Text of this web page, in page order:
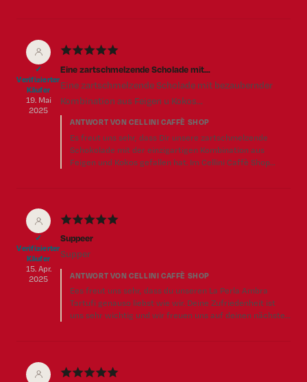
uns begrüßen zu dürfen.
✓
Verifizierter
Käufer
19. Mai
2025
★★★★★
Eine zartschmelzende Scholade mit…
Eine zartschmelzende Scholade mit bezaubernder
Kombination aus Feigen u Kokos...
ANTWORT VON CELLINI CAFFÈ SHOP
Es freut uns sehr, dass Dir unsere zartschmelzende
Schokolade mit der einzigartigen Kombination aus
Feigen und Kokos gefallen hat. Im Cellini Caffè Shop
freundlichen Worte!
✓
Verifizierter
Käufer
15. Apr.
2025
★★★★★
Suppeer
Supper
ANTWORT VON CELLINI CAFFÈ SHOP
Ees freut uns sehr, dass du unseren La Perla Ambra
Tartufi genauso liebst wie wir. Deine Zufriedenheit ist
uns sehr wichtig und wir freuen uns auf deinen nächsten
★★★★★